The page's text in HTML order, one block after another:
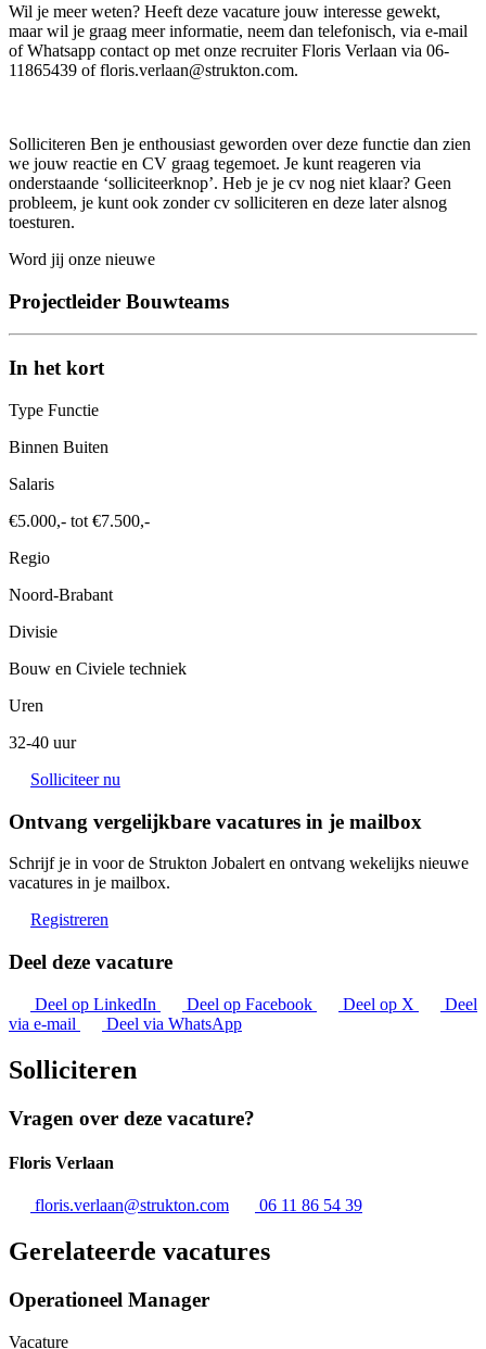
Wil je meer weten? Heeft deze vacature jouw interesse gewekt,
maar wil je graag meer informatie, neem dan telefonisch, via e-mail
of Whatsapp contact op met onze recruiter Floris Verlaan via 06-
11865439 of floris.verlaan@strukton.com.
Solliciteren Ben je enthousiast geworden over deze functie dan zien
we jouw reactie en CV graag tegemoet. Je kunt reageren via
onderstaande ‘solliciteerknop’. Heb je je cv nog niet klaar? Geen
probleem, je kunt ook zonder cv solliciteren en deze later alsnog
toesturen.
Word jij onze nieuwe
Projectleider Bouwteams
In het kort
Type Functie
Binnen Buiten
Salaris
€5.000,- tot €7.500,-
Regio
Noord-Brabant
Divisie
Bouw en Civiele techniek
Uren
32-40 uur
Solliciteer nu
Ontvang vergelijkbare vacatures in je mailbox
Schrijf je in voor de Strukton Jobalert en ontvang wekelijks nieuwe
vacatures in je mailbox.
Registreren
Deel deze vacature
Deel op LinkedIn Deel op Facebook Deel op X
Deel
via e-mail
Deel via WhatsApp
Solliciteren
Vragen over deze vacature?
Floris Verlaan
floris.verlaan@strukton.com 06 11 86 54 39
Gerelateerde vacatures
Operationeel Manager
Vacature